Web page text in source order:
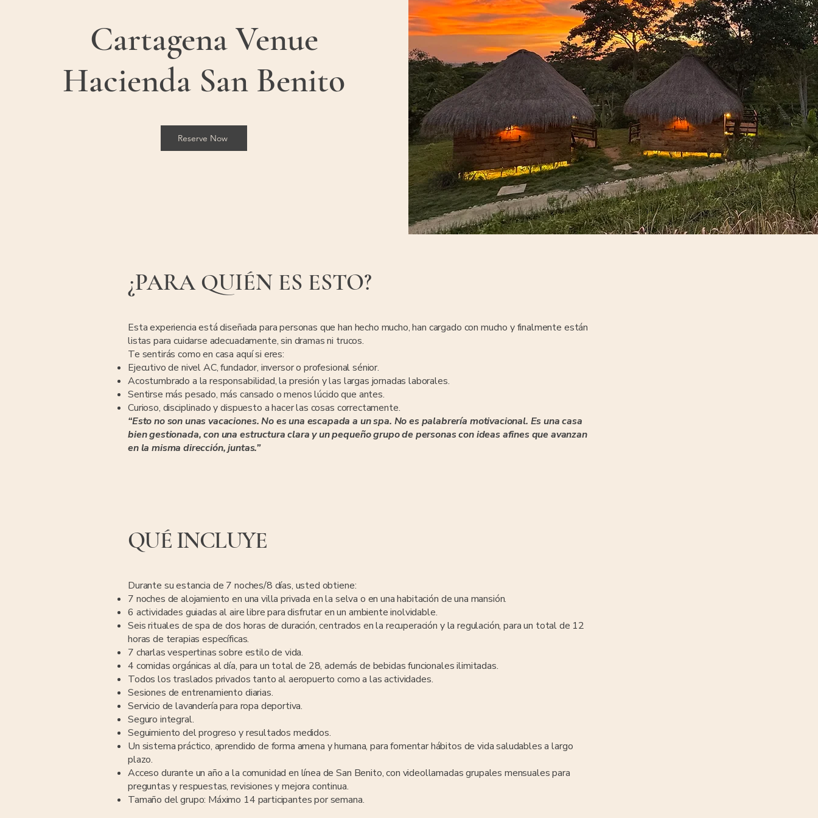
Cartagena Venue
Hacienda San Benito
Reserve Now
¿PARA QUIÉN ES ESTO?
Esta experiencia está diseñada para personas que han hecho mucho, han cargado con mucho y finalmente están
listas para cuidarse adecuadamente, sin dramas ni trucos.
Te sentirás como en casa aquí si eres:
Ejecutivo de nivel AC, fundador, inversor o profesional sénior.
Acostumbrado a la responsabilidad, la presión y las largas jornadas laborales.
Sentirse más pesado, más cansado o menos lúcido que antes.
Curioso, disciplinado y dispuesto a hacer las cosas correctamente.
“Esto no son unas vacaciones. No es una escapada a un spa. No es palabrería motivacional. Es una casa
bien gestionada, con una estructura clara y un pequeño grupo de personas con ideas afines que avanzan
en la misma dirección, juntas.”
QUÉ INCLUYE
Durante su estancia de 7 noches/8 días, usted obtiene:
7 noches de alojamiento en una villa privada en la selva o en una habitación de una mansión.
6 actividades guiadas al aire libre para disfrutar en un ambiente inolvidable.
Seis rituales de spa de dos horas de duración, centrados en la recuperación y la regulación, para un total de 12
horas de terapias específicas.
7 charlas vespertinas sobre estilo de vida.
4 comidas orgánicas al día, para un total de 28, además de bebidas funcionales ilimitadas.
Todos los traslados privados tanto al aeropuerto como a las actividades.
Sesiones de entrenamiento diarias.
Servicio de lavandería para ropa deportiva.
Seguro integral.
Seguimiento del progreso y resultados medidos.
Un sistema práctico, aprendido de forma amena y humana, para fomentar hábitos de vida saludables a largo
plazo.
Acceso durante un año a la comunidad en línea de San Benito, con videollamadas grupales mensuales para
preguntas y respuestas, revisiones y mejora continua.
Tamaño del grupo: Máximo 14 participantes por semana.